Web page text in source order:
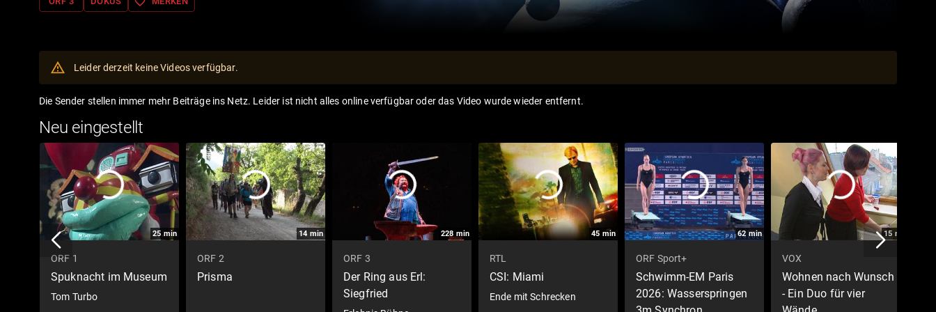
Leider derzeit keine Videos verfügbar.
Die Sender stellen immer mehr Beiträge ins Netz. Leider ist nicht alles online verfügbar oder das Video wurde wieder entfernt.
Neu eingestellt
25min
ORF 1
Spuknacht im Museum
Tom Turbo
14 min
ORF 2
Prisma
228 min
ORF 3
Der Ring aus Erl:
Siegfried
45 min
RTL
CSI: Miami
Ende mit Schrecken
62 min
ORF Sport+
Schwimm-EM Paris
2026: Wasserspringen
15 min
VOX
Wohnen nach Wunsch
- Ein Duo für vier